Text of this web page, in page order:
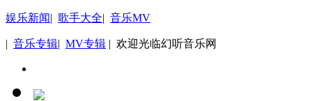
娱乐新闻| 歌手大全| 音乐MV
| 音乐专辑| MV专辑 | 欢迎光临幻听音乐网